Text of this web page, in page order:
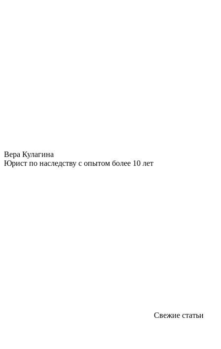
Вера Кулагина
Юрист по наследству с опытом более 10 лет
Свежие статьи